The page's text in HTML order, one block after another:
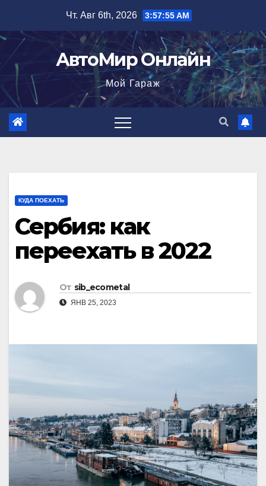
содержимому
Чт. Авг 6th, 2026 3:57:56 AM
АвтоМир Онлайн
Мой Гараж
КУДА ПОЕХАТЬ
Сербия: как
переехать в 2022
От sib_ecometal
ЯНВ 25, 2023